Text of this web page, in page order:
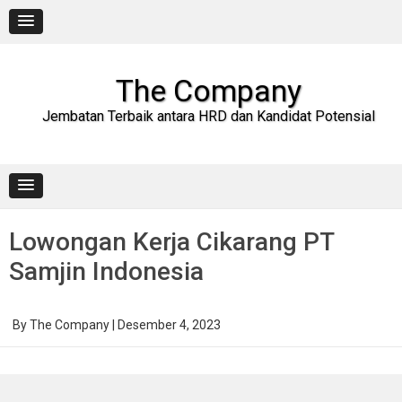
content
The Company
Jembatan Terbaik antara HRD dan Kandidat Potensial
Lowongan Kerja Cikarang PT
Samjin Indonesia
ByThe Company Desember 4, 2023